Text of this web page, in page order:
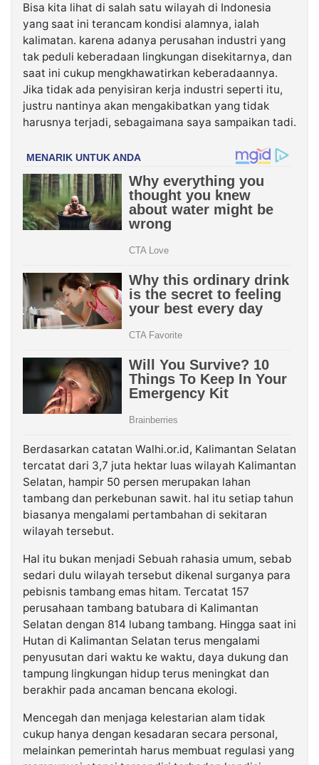
Bisa kita lihat di salah satu wilayah di Indonesia
yang saat ini terancam kondisi alamnya, ialah
kalimatan. karena adanya perusahan industri yang
tak peduli keberadaan lingkungan disekitarnya, dan
saat ini cukup mengkhawatirkan keberadaannya.
Jika tidak ada penyisiran kerja industri seperti itu,
justru nantinya akan mengakibatkan yang tidak
harusnya terjadi, sebagaimana saya sampaikan tadi.
Berdasarkan catatan Walhi.or.id, Kalimantan Selatan
tercatat dari 3,7 juta hektar luas wilayah Kalimantan
Selatan, hampir 50 persen merupakan lahan
tambang dan perkebunan sawit. hal itu setiap tahun
biasanya mengalami pertambahan di sekitaran
wilayah tersebut.
Hal itu bukan menjadi Sebuah rahasia umum, sebab
sedari dulu wilayah tersebut dikenal surganya para
pebisnis tambang emas hitam. Tercatat 157
perusahaan tambang batubara di Kalimantan
Selatan dengan 814 lubang tambang. Hingga saat ini
Hutan di Kalimantan Selatan terus mengalami
penyusutan dari waktu ke waktu, daya dukung dan
tampung lingkungan hidup terus meningkat dan
berakhir pada ancaman bencana ekologi.
Mencegah dan menjaga kelestarian alam tidak
cukup hanya dengan kesadaran secara personal,
melainkan pemerintah harus membuat regulasi yang